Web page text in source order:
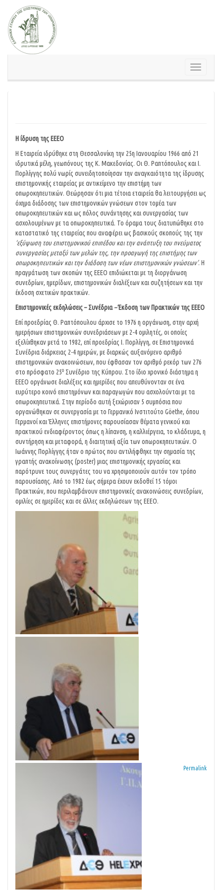
content
Toggle
Η ίδρυση της ΕΕΕΟ
Η Εταιρεία ιδρύθηκε στη Θεσσαλονίκη την 25η Ιανουαρίου 1966 από 21
ιδρυτικά μέλη, γεωπόνους της Κ. Μακεδονίας. Οι Θ. Ραπτόπουλος και Ι.
Πορλίγγης πολύ νωρίς συνειδητοποίησαν την αναγκαιότητα της ίδρυσης
επιστημονικής εταιρείας με αντικείμενο την επιστήμη των
οπωροκηπευτικών. Θεώρησαν ότι μια τέτοια εταιρεία θα λειτουργήσει ως
όχημα διάδοσης των επιστημονικών γνώσεων στον τομέα των
οπωροκηπευτικών και ως πόλος συνάντησης και συνεργασίας των
ασχολουμένων με τα οπωροκηπευτικά. Το όραμα τους διατυπώθηκε στο
καταστατικό της εταιρείας που αναφέρει ως βασικούς σκοπούς της την
‘εξύψωση του επιστημονικού επιπέδου και την ανάπτυξη του πνεύματος
συνεργασίας μεταξύ των μελών της, την προαγωγή της επιστήμης των
οπωροκηπευτικών και την διάδοση των νέων επιστημονικών γνώσεων’. Η
πραγμάτωση των σκοπών της ΕΕΕΟ επιδιώκεται με τη διοργάνωση
συνεδρίων, ημερίδων, επιστημονικών διαλέξεων και συζητήσεων και την
έκδοση σχετικών πρακτικών.
Επιστημονικές εκδηλώσεις – Συνέδρια–Έκδοση των Πρακτικών της ΕΕΕΟ
Επί προεδρίας Θ. Ραπτόπουλου άρχισε το 1976 η οργάνωση, στην αρχή
ημερήσιων επιστημονικών συνεδριάσεων με 2-4 ομιλητές, οι οποίες
εξελίχθηκαν μετά το 1982, επί προεδρίας Ι. Πορλίγγη, σε Επιστημονικά
Συνέδρια διάρκειας 2-4 ημερών, με διαρκώς αυξανόμενο αριθμό
επιστημονικών ανακοινώσεων, που έφθασαν τον αριθμό ρεκόρ των 276
στο πρόσφατο 25ο Συνέδριο της Κύπρου. Στο ίδιο χρονικό διάστημα η
ΕΕΕΟ οργάνωσε διαλέξεις και ημερίδες που απευθύνονταν σε ένα
ευρύτερο κοινό επιστημόνων και παραγωγών που ασχολούνται με τα
οπωροκηπευτικά. Στην περίοδο αυτή ξεχώρισαν 5 συμπόσια που
οργανώθηκαν σε συνεργασία με το Γερμανικό Ινστιτούτο Göethe, όπου
Γερμανοί και Έλληνες επιστήμονες παρουσίασαν θέματα γενικού και
πρακτικού ενδιαφέροντος όπως η λίπανση, η καλλιέργεια, το κλάδευμα, η
συντήρηση και μεταφορά, η διαιτητική αξία των οπωροκηπευτικών. O
Ιωάννης Πορλίγγης ήταν ο πρώτος που αντιλήφθηκε την σημασία της
γραπτής ανακοίνωσης (poster) μιας επιστημονικής εργασίας και
παρότρυνε τους συνεργάτες του να χρησιμοποιούν αυτόν τον τρόπο
παρουσίασης. Από το 1982 έως σήμερα έχουν εκδοθεί 15 τόμοι
Πρακτικών, που περιλαμβάνουν επιστημονικές ανακοινώσεις συνεδρίων,
ομιλίες σε ημερίδες και σε άλλες εκδηλώσεων της ΕΕΕΟ.
Permalink